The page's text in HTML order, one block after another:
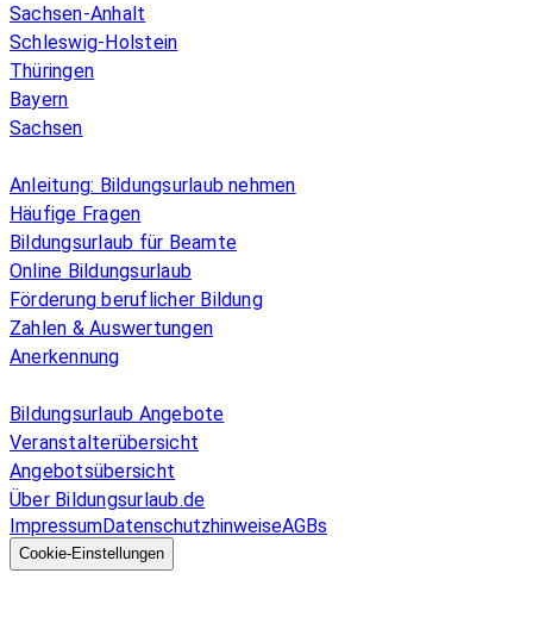
Sachsen-Anhalt
Schleswig-Holstein
Thüringen
Bayern
Sachsen
Anleitung: Bildungsurlaub nehmen
Häufige Fragen
Bildungsurlaub für Beamte
Online Bildungsurlaub
Förderung beruflicher Bildung
Zahlen & Auswertungen
Anerkennung
Bildungsurlaub Angebote
Veranstalterübersicht
Angebotsübersicht
Über Bildungsurlaub.de
ImpressumDatenschutzhinweiseAGBs
Cookie-Einstellungen